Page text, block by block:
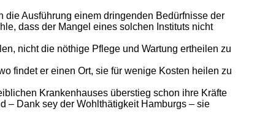
Ausführung einem dringenden Bedürfnisse der
dass der Mangel eines solchen Instituts nicht
nicht die nöthige Pflege und Wartung ertheilen zu
findet er einen Ort, sie für wenige Kosten heilen zu
Krankenhauses überstieg schon ihre Kräfte
– Dank sey der Wohlthätigkeit Hamburgs – sie